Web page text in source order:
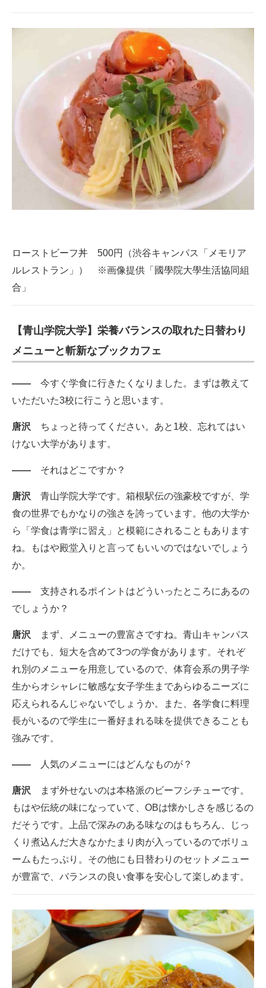
ローストビーフ丼 500円（渋谷キャンパス「メモリア
ルレストラン」） ※画像提供「國學院大學生活協同組
合」
【青山学院大学】栄養バランスの取れた日替わり
メニューと斬新なブックカフェ
―― 今すぐ学食に行きたくなりました。まずは教えて
いただいた3校に行こうと思います。
唐沢 ちょっと待ってください。あと1校、忘れてはい
けない大学があります。
―― それはどこですか？
唐沢 青山学院大学です。箱根駅伝の強豪校ですが、学
食の世界でもかなりの強さを誇っています。他の大学か
ら「学食は青学に習え」と模範にされることもあります
ね。もはや殿堂入りと言ってもいいのではないでしょう
か。
―― 支持されるポイントはどういったところにあるの
でしょうか？
唐沢 まず、メニューの豊富さですね。青山キャンパス
だけでも、短大を含めて3つの学食があります。それぞ
れ別のメニューを用意しているので、体育会系の男子学
生からオシャレに敏感な女子学生まであらゆるニーズに
応えられるんじゃないでしょうか。また、各学食に料理
長がいるので学生に一番好まれる味を提供できることも
強みです。
―― 人気のメニューにはどんなものが？
唐沢 まず外せないのは本格派のビーフシチューです。
もはや伝統の味になっていて、OBは懐かしさを感じるの
だそうです。上品で深みのある味なのはもちろん、じっ
くり煮込んだ大きなかたまり肉が入っているのでボリュ
ームもたっぷり。その他にも日替わりのセットメニュー
が豊富で、バランスの良い食事を安心して楽しめます。